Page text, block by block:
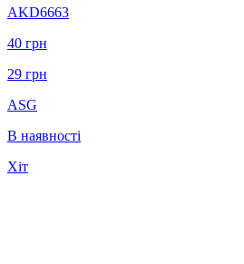
AKD6663
40 грн
29 грн
ASG
В наявності
Хіт